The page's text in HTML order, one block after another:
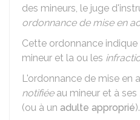
des mineurs, le juge
ordonnance de mise en
Cette ordonnance
mineur et la ou les
L'ordonnance de mise en
notifiéeau mineur et à ses
(ou à un adulte approprié).